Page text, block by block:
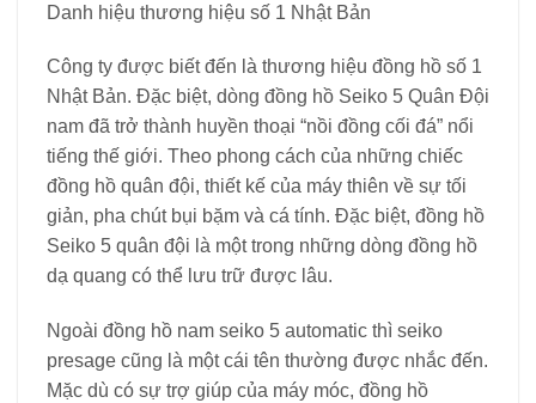
Danh hiệu thương hiệu số 1 Nhật Bản
Công ty được biết đến là thương hiệu đồng hồ số 1
Nhật Bản. Đặc biệt, dòng đồng hồ Seiko 5 Quân Đội
nam đã trở thành huyền thoại “nồi đồng cối đá” nổi
tiếng thế giới. Theo phong cách của những chiếc
đồng hồ quân đội, thiết kế của máy thiên về sự tối
giản, pha chút bụi bặm và cá tính. Đặc biệt, đồng hồ
Seiko 5 quân đội là một trong những dòng đồng hồ
dạ quang có thể lưu trữ được lâu.
Ngoài đồng hồ nam seiko 5 automatic thì seiko
presage cũng là một cái tên thường được nhắc đến.
Mặc dù có sự trợ giúp của máy móc, đồng hồ